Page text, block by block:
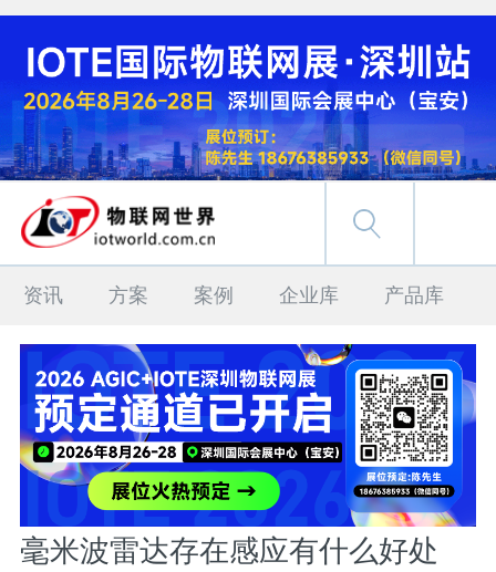
资讯 方案 案例 企业库 产品库
毫米波雷达存在感应有什么好处